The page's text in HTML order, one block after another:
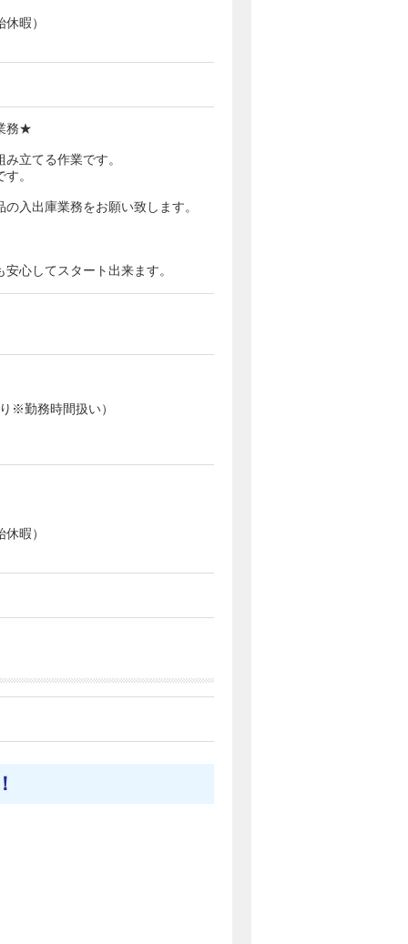
暇）
務★
立てる作業です。
。
入出庫業務をお願い致します。
心してスタート出来ます。
※勤務時間扱い）
暇）